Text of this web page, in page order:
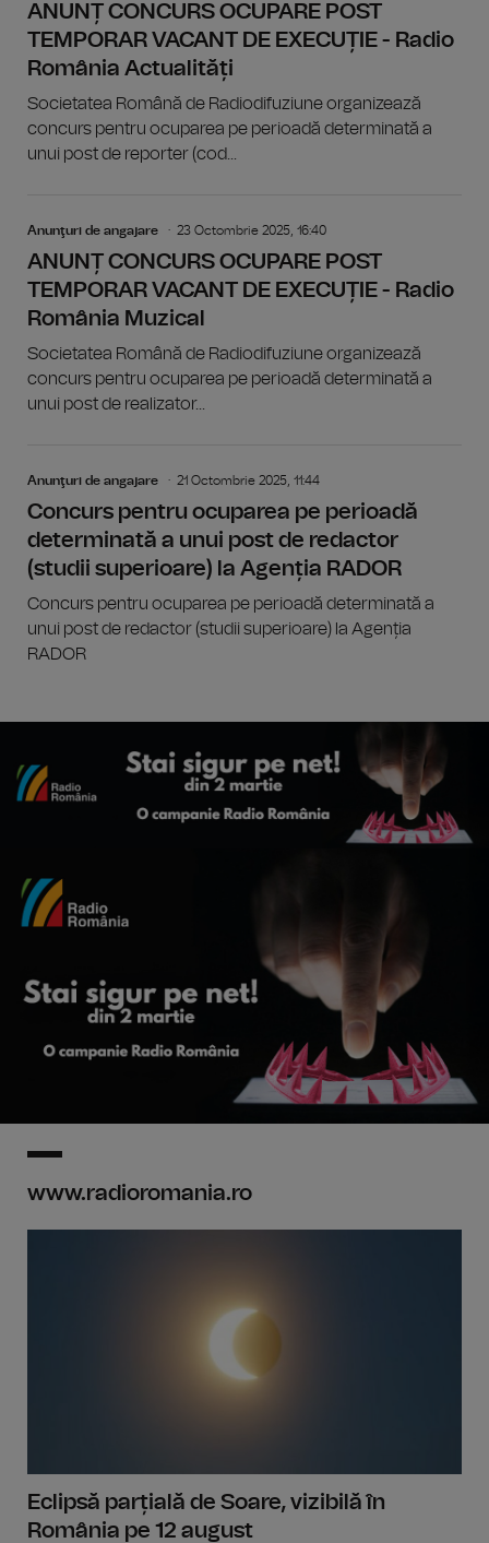
ANUNȚ CONCURS OCUPARE POST
TEMPORAR VACANT DE EXECUȚIE - Radio
România Actualități
Societatea Română de Radiodifuziune organizează
concurs pentru ocuparea pe perioadă determinată a
unui post de reporter (cod...
Anunţuri de angajare 23 Octombrie 2025, 16:40
ANUNȚ CONCURS OCUPARE POST
TEMPORAR VACANT DE EXECUȚIE - Radio
România Muzical
Societatea Română de Radiodifuziune organizează
concurs pentru ocuparea pe perioadă determinată a
unui post de realizator...
Anunţuri de angajare 21 Octombrie 2025, 11:44
Concurs pentru ocuparea pe perioadă
determinată a unui post de redactor
(studii superioare) la Agenția RADOR
Concurs pentru ocuparea pe perioadă determinată a
unui post de redactor (studii superioare) la Agenția
RADOR
www.radioromania.ro
Eclipsă parțială de Soare, vizibilă în
România pe 12 august